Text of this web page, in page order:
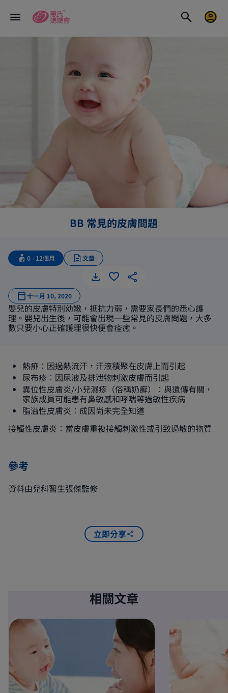
BB 常見的皮膚問題
0 - 12個月 文章
十一月 10, 2020
嬰兒的皮膚特別幼嫩，抵抗力弱，需要家長們的悉心護
理。嬰兒出生後，可能會出現一些常見的皮膚問題，大多
數只要小心正確護理很快便會痊癒。
熱痱：因過熱流汗，汗液積聚在皮膚上而引起
尿布疹︰因尿液及排泄物刺激皮膚而引起
異位性皮膚炎/小兒濕疹（俗稱奶癬）︰與遺傳有關，
家族成員可能患有鼻敏感和哮喘等過敏性疾病
脂溢性皮膚炎︰成因尚未完全知道
接觸性皮膚炎︰當皮膚重複接觸刺激性或引致過敏的物質
參考
資料由兒科醫生張傑監修
立即分享
相關文章